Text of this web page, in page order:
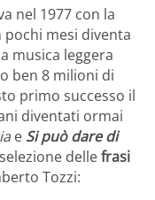
nel 1977 con la
pochi mesi diventa
musica leggera
ben 8 milioni di
primo successo il
diventati ormai
e Si può dare di
dellefrasi
Tozzi: